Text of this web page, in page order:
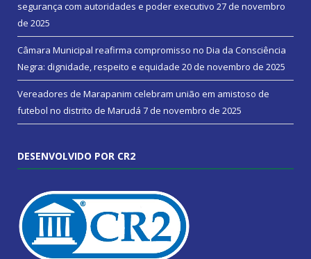
segurança com autoridades e poder executivo 27 de novembro
de 2025
Câmara Municipal reafirma compromisso no Dia da Consciência
Negra: dignidade, respeito e equidade 20 de novembro de 2025
Vereadores de Marapanim celebram união em amistoso de
futebol no distrito de Marudá 7 de novembro de 2025
DESENVOLVIDO POR CR2